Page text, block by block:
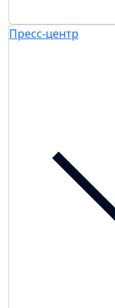
Пресс-центр